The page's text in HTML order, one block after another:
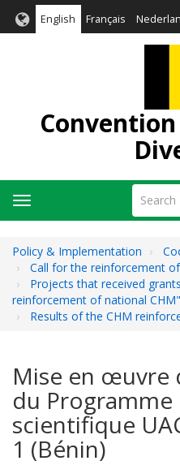
English Français
Search
Toggle
navigation
Policy & Implementation
Call for the reinforcement
Projects that received
reinforcement of national CHM"
Results of the CHM
Mise en œuvre
du
scientifique
1 (Bénin)